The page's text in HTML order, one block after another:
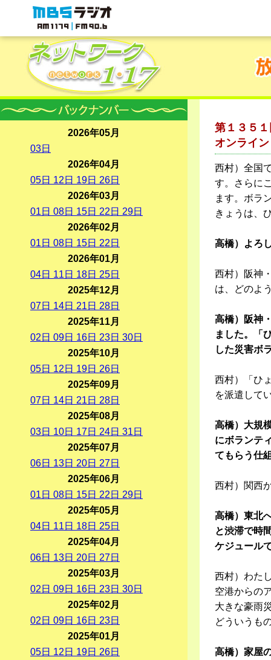
MBSラジオ 1179|FM90.6
第１３５
オンライ
西村）全国
す。さらに
ます。ボラ
きょうは、
高橋）よろ
西村）阪神
は、どのよ
高橋）阪神
ました。「
した災害ボ
西村）「ひ
を派遣して
高橋）大規
にボランテ
てもらう仕
西村）関西
高橋）東北
と渋滞で時
ケジュール
西村）わた
空港からの
大きな豪雨
どういうも
高橋）家屋
2026年05月
03日
2026年04月
05日 12 日 19日 26日
2026年03月
01 日 08日 15日 22 日 29日
2026年02月
01 日 08日 15日 22 日
2026年01月
04日 11 日 18日 25日
2025年12月
07日 14日 21 日 28日
2025年11月
02 日 09日 16日 23日 30日
2025年10月
05日 12 日 19日 26日
2025年09月
07日 14日 21 日 28日
2025年08月
03日 10日 17日 24日 31 日
2025年07月
06日 13日 20日 27日
2025年06月
01 日 08日 15日 22 日 29日
2025年05月
04日 11 日 18日 25日
2025年04月
06日 13日 20日 27日
2025年03月
02 日 09日 16日 23日 30日
2025年02月
02 日 09日 16日 23日
2025年01月
05日 12 日 19日 26日